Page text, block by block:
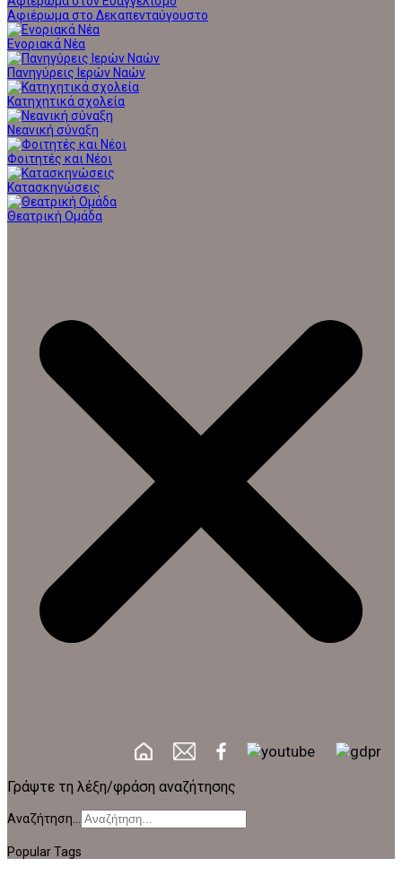
Αφιέρωμα στο Δεκαπενταύγουστο
Ενοριακά Νέα
Πανηγύρεις Ιερών Ναών
Κατηχητικά σχολεία
Νεανική σύναξη
Φοιτητές και Νέοι
Κατασκηνώσεις
Θεατρική Ομάδα
Γράψτε τη λέξη/φράση αναζήτησης
Αναζήτηση...
Popular Tags